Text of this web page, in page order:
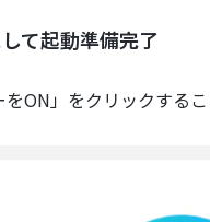
て起動準備完了
ON」をクリックする